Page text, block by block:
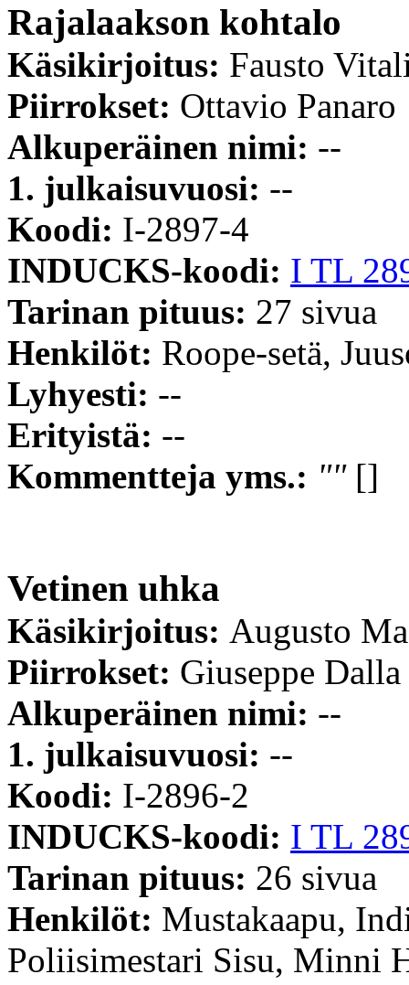
Rajalaakson kohtalo
Käsikirjoitus: Fausto
Piirrokset: Ottavio Panaro
Alkuperäinen nimi: --
1. julkaisuvuosi: --
Koodi: I-2897-4
INDUCKS-koodi: I TL
Tarinan pituus: 27 sivua
Henkilöt: Roope-setä,
Lyhyesti: --
Erityistä: --
Kommentteja yms.: ""[]
Vetinen uhka
Käsikirjoitus: Augusto
Piirrokset: Giuseppe Dalla
Alkuperäinen nimi: --
1. julkaisuvuosi: --
Koodi: I-2896-2
INDUCKS-koodi: I TL
Tarinan pituus: 26 sivua
Henkilöt: Mustakaapu,
Poliisimestari Sisu, Minni